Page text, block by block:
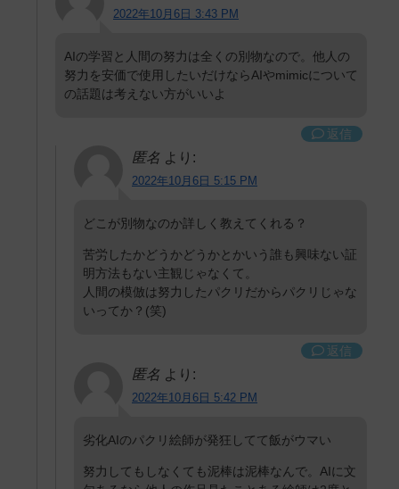
2022年10月6日 3:43 PM
AIの学習と人間の努力は全くの別物なので。他人の
努力を安価で使用したいだけならAIやmimicについて
の話題は考えない方がいいよ
返信
匿名 より:
2022年10月6日 5:15 PM
どこが別物なのか詳しく教えてくれる？
苦労したかどうかどうかとかいう誰も興味ない証
明方法もない主観じゃなくて。
人間の模倣は努力したパクリだからパクリじゃな
いってか？(笑)
返信
匿名 より:
2022年10月6日 5:42 PM
劣化AIのパクリ絵師が発狂してて飯がウマい
努力してもしなくても泥棒は泥棒なんで。AIに文